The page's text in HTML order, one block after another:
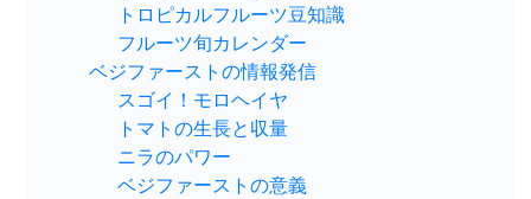
トロピカルフルーツ豆知識
フルーツ旬カレンダー
ベジファーストの情報発信
スゴイ！モロヘイヤ
トマトの生長と収量
ニラのパワー
ベジファーストの意義